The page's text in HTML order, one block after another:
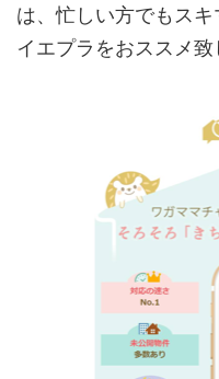
は、忙しい方でもスキ
イエプラをおススメ致